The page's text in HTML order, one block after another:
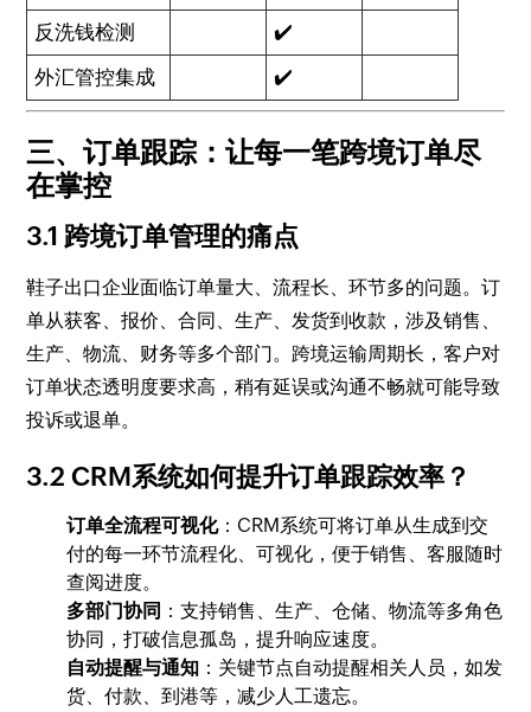
反洗钱检测
✔️
外汇管控集成
✔️
三、订单跟踪：让每一笔跨境订单尽
在掌控
3.1 跨境订单管理的痛点
鞋子出口企业面临订单量大、流程长、环节多的问题。订
单从获客、报价、合同、生产、发货到收款，涉及销售、
生产、物流、财务等多个部门。跨境运输周期长，客户对
订单状态透明度要求高，稍有延误或沟通不畅就可能导致
投诉或退单。
3.2 CRM系统如何提升订单跟踪效率？
订单全流程可视化：CRM系统可将订单从生成到交
付的每一环节流程化、可视化，便于销售、客服随时
查阅进度。
多部门协同 ：支持销售、生产、仓储、物流等多角色
协同，打破信息孤岛，提升响应速度。
自动提醒与通知 ：关键节点自动提醒相关人员，如发
货、付款、到港等，减少人工遗忘。